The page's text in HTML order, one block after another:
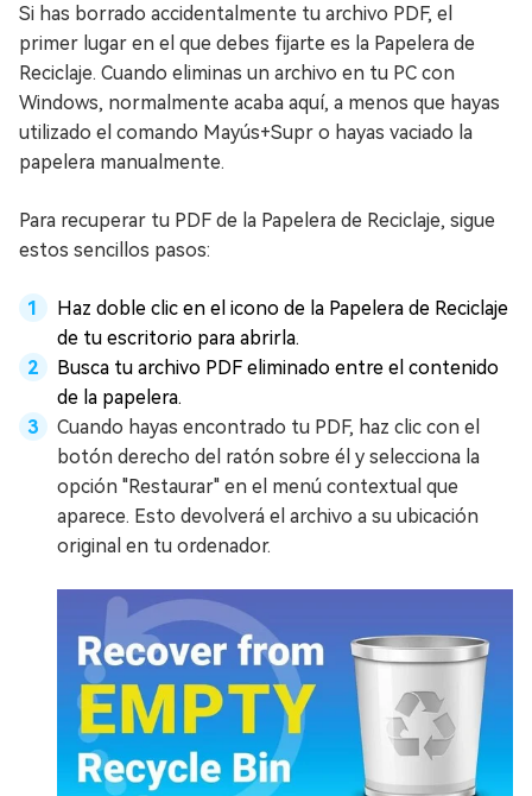
Si has borrado accidentalmente tu archivo PDF, el
primer lugar en el que debes fijarte es la Papelera de
Reciclaje. Cuando eliminas un archivo en tu PC con
Windows, normalmente acaba aquí, a menos que hayas
utilizado el comando Mayús+Supr o hayas vaciado la
papelera manualmente.
Para recuperar tu PDF de la Papelera de Reciclaje, sigue
estos sencillos pasos:
Haz doble clic en el icono de la Papelera de Reciclaje
de tu escritorio para abrirla.
Busca tu archivo PDF eliminado entre el contenido
de la papelera.
Cuando hayas encontrado tu PDF, haz clic con el
botón derecho del ratón sobre él y selecciona la
opción "Restaurar" en el menú contextual que
aparece. Esto devolverá el archivo a su ubicación
original en tu ordenador.